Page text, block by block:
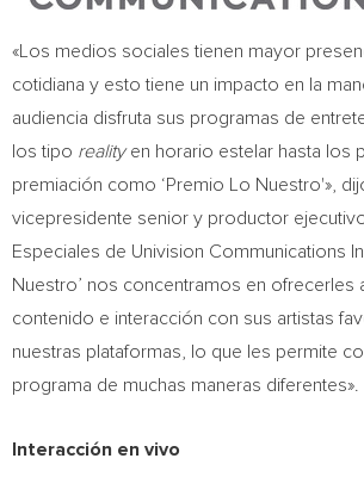
«Los medios sociales tienen mayor
cotidiana y esto tiene un impacto en la
audiencia disfruta sus programas de
los tipo realityen horario estelar hasta los
premiación como ‘Premio Lo Nuestro'»,
vicepresidente senior y productor
Especiales de Univision Communications
Nuestro’ nos concentramos en ofrecerles
contenido e interacción con sus artistas
nuestras plataformas, lo que les permite
programa de muchas maneras diferentes».
Interacción en vivo